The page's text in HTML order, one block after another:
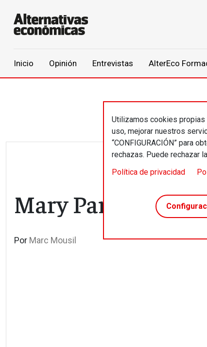
Inicio Opinión Entrevistas AlterEco
Utilizamos cookies propias
uso, mejorar nuestros
“CONFIGURACIÓN” para
rechazas. Puede rechazar
Política de privacidad
Mary Parker
Por Marc Mousil